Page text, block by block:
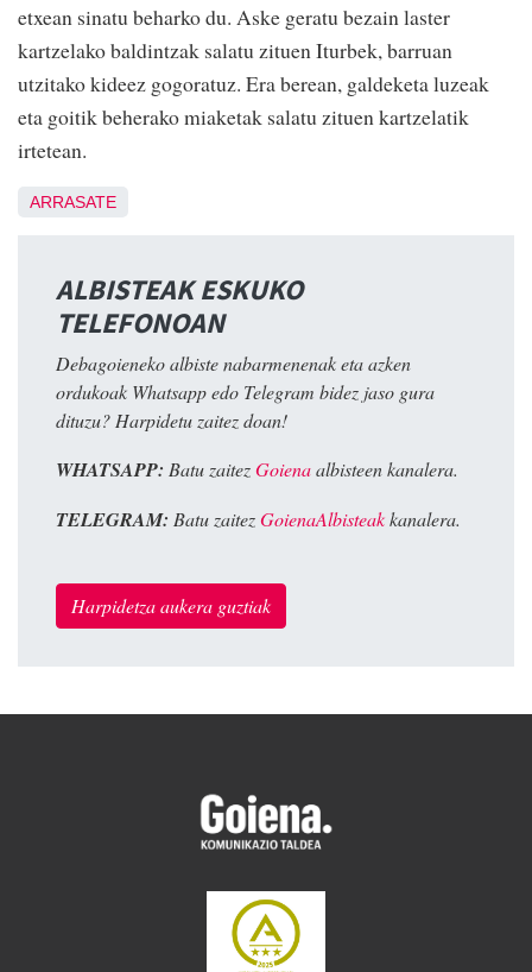
etxean sinatu beharko du. Aske geratu bezain laster
kartzelako baldintzak salatu zituen Iturbek, barruan
utzitako kideez gogoratuz. Era berean, galdeketa luzeak
eta goitik beherako miaketak salatu zituen kartzelatik
irtetean.
ARRASATE
ALBISTEAK ESKUKO
TELEFONOAN
Debagoieneko albiste nabarmenenak eta azken
ordukoak Whatsapp edo Telegram bidez jaso gura
dituzu? Harpidetu zaitez doan!
WHATSAPP: Batu zaitezGoienaalbisteen kanalera.
TELEGRAM: Batu zaitezGoienaAlbisteakkanalera.
Harpidetza aukera guztiak